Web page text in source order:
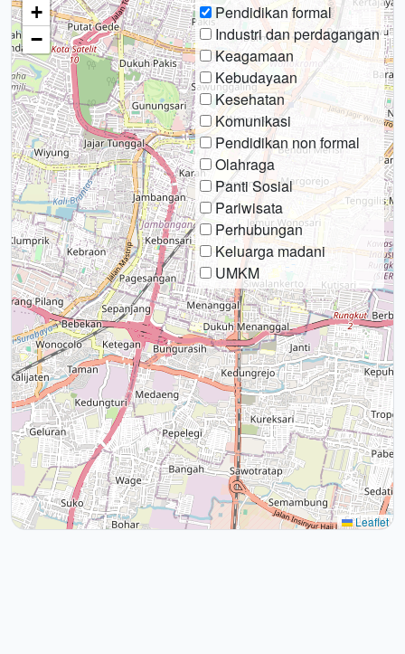
Pendidikan formal
Industri dan perdagangan
Keagamaan
Kebudayaan
Kesehatan
Komunikasi
Pendidikan non formal
Olahraga
Panti Sosial
Pariwisata
Perhubungan
Keluarga madani
UMKM
+
−
Leaflet